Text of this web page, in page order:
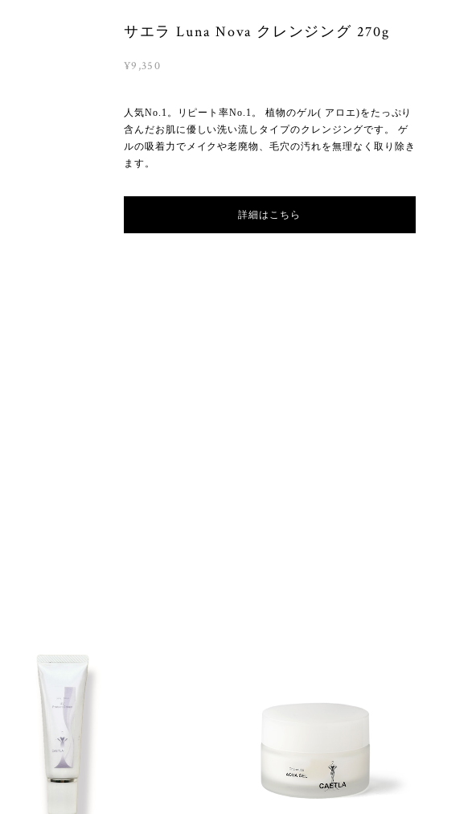
サエラ Luna Nova クレンジング 270g
¥9,350
人気No.1。リピート率No.1。 植物のゲル( アロエ)をたっぷり
含んだお肌に優しい洗い流しタイプのクレンジングです。 ゲ
ルの吸着力でメイクや老廃物、毛穴の汚れを無理なく取り除き
ます。
詳細はこちら